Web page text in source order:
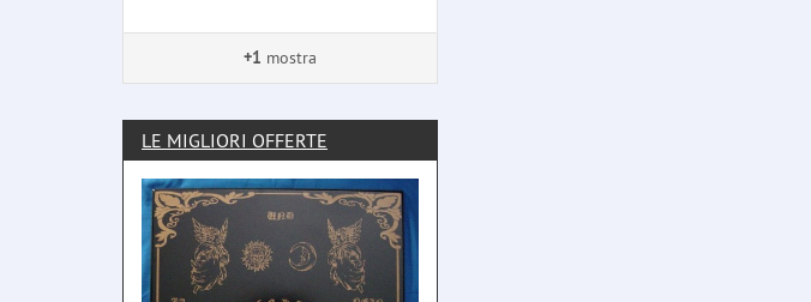
+1 mostra
LE MIGLIORI OFFERTE